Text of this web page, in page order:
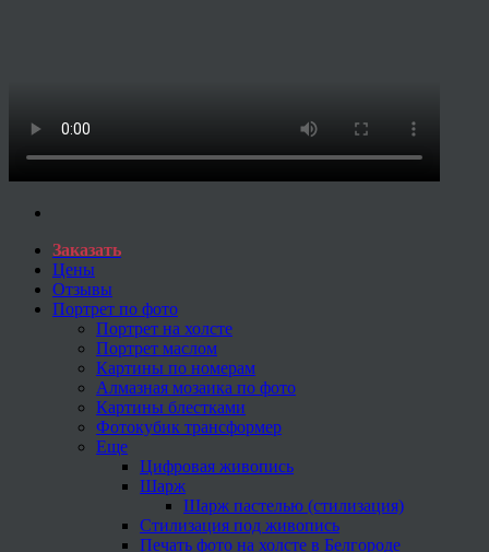
Заказать
Цены
Отзывы
Портрет по фото
Портрет на холсте
Портрет маслом
Картины по номерам
Алмазная мозаика по фото
Картины блестками
Фотокубик трансформер
Еще
Цифровая живопись
Шарж
Шарж пастелью (стилизация)
Стилизация под живопись
Печать фото на холсте в Белгороде